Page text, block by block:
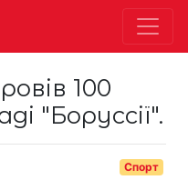
100
"Боруссії".
Спорт